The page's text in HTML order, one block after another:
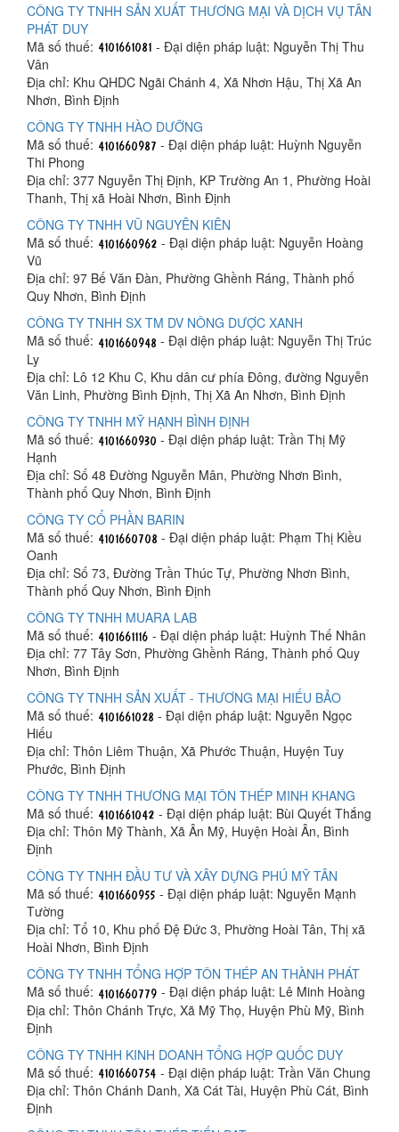
CÔNG TY TNHH SẢN XUẤT THƯƠNG MẠI VÀ DỊCH VỤ TÂN
PHÁT DUY
Mã số thuế:
- Đại diện pháp luật: Nguyễn Thị Thu
Vân
Địa chỉ: Khu QHDC Ngãi Chánh 4, Xã Nhơn Hậu, Thị Xã An
Nhơn, Bình Định
CÔNG TY TNHH HÀO DƯỠNG
Mã số thuế:
- Đại diện pháp luật: Huỳnh Nguyễn
Thi Phong
Địa chỉ: 377 Nguyễn Thị Định, KP Trường An 1, Phường Hoài
Thanh, Thị xã Hoài Nhơn, Bình Định
CÔNG TY TNHH VŨ NGUYÊN KIÊN
Mã số thuế:
- Đại diện pháp luật: Nguyễn Hoàng
Vũ
Địa chỉ: 97 Bế Văn Đàn, Phường Ghềnh Ráng, Thành phố
Quy Nhơn, Bình Định
CÔNG TY TNHH SX TM DV NÔNG DƯỢC XANH
Mã số thuế:
- Đại diện pháp luật: Nguyễn Thị Trúc
Ly
Địa chỉ: Lô 12 Khu C, Khu dân cư phía Đông, đường Nguyễn
Văn Linh, Phường Bình Định, Thị Xã An Nhơn, Bình Định
CÔNG TY TNHH MỸ HẠNH BÌNH ĐỊNH
Mã số thuế:
- Đại diện pháp luật: Trần Thị Mỹ
Hạnh
Địa chỉ: Số 48 Đường Nguyễn Mân, Phường Nhơn Bình,
Thành phố Quy Nhơn, Bình Định
CÔNG TY CỔ PHẦN BARIN
Mã số thuế:
- Đại diện pháp luật: Phạm Thị Kiều
Oanh
Địa chỉ: Số 73, Đường Trần Thúc Tự, Phường Nhơn Bình,
Thành phố Quy Nhơn, Bình Định
CÔNG TY TNHH MUARA LAB
Mã số thuế:
- Đại diện pháp luật: Huỳnh Thế Nhân
Địa chỉ: 77 Tây Sơn, Phường Ghềnh Ráng, Thành phố Quy
Nhơn, Bình Định
CÔNG TY TNHH SẢN XUẤT - THƯƠNG MẠI HIẾU BẢO
Mã số thuế:
- Đại diện pháp luật: Nguyễn Ngọc
Hiếu
Địa chỉ: Thôn Liêm Thuận, Xã Phước Thuận, Huyện Tuy
Phước, Bình Định
CÔNG TY TNHH THƯƠNG MẠI TÔN THÉP MINH KHANG
Mã số thuế:
- Đại diện pháp luật: Bùi Quyết Thắng
Địa chỉ: Thôn Mỹ Thành, Xã Ân Mỹ, Huyện Hoài Ân, Bình
Định
CÔNG TY TNHH ĐẦU TƯ VÀ XÂY DỰNG PHÚ MỸ TÂN
Mã số thuế:
- Đại diện pháp luật: Nguyễn Mạnh
Tường
Địa chỉ: Tổ 10, Khu phố Đệ Đức 3, Phường Hoài Tân, Thị xã
Hoài Nhơn, Bình Định
CÔNG TY TNHH TỔNG HỢP TÔN THÉP AN THÀNH PHÁT
Mã số thuế:
- Đại diện pháp luật: Lê Minh Hoàng
Địa chỉ: Thôn Chánh Trực, Xã Mỹ Thọ, Huyện Phù Mỹ, Bình
Định
CÔNG TY TNHH KINH DOANH TỔNG HỢP QUỐC DUY
Mã số thuế:
- Đại diện pháp luật: Trần Văn Chung
Địa chỉ: Thôn Chánh Danh, Xã Cát Tài, Huyện Phù Cát, Bình
Định